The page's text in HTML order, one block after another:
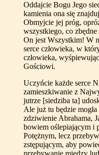
Oddajcie Bogu Jego
kamienia ona się
Obmyjcie jej próg,
wszystkiego, co
On jest Wszystkim! W
serce człowieka, w
człowieka,
Gościowi.
Uczyńcie każde serce
zamieszkiwanie z
jutrze [siedziba ta]
Ale już tu będzie
zdziwienie Abrahama,
bowiem oślepiającym i
Potężnym, lecz
zstępującym, aby
przebywanie między